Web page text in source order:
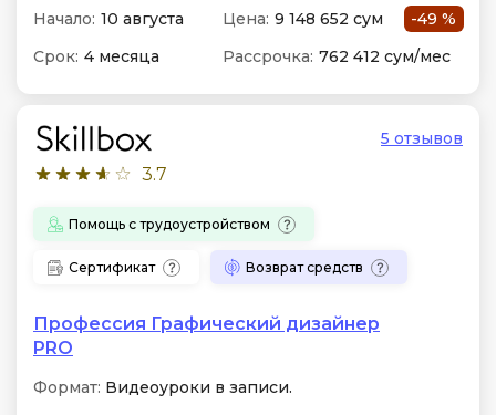
Начало: 10 августа Цена: 9 148 652 сум
-49 %
Срок: 4 месяца Рассрочка: 762 412 сум/мес
3.7
5 отзывов
Помощь с трудоустройством
Сертификат Возврат средств
Профессия Графический дизайнер
PRO
Формат: Видеоуроки в записи.